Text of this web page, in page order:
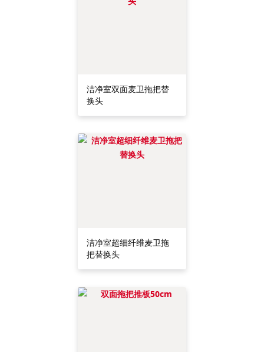
洁净室双面麦卫拖把替
换头
洁净室超细纤维麦卫拖
把替换头